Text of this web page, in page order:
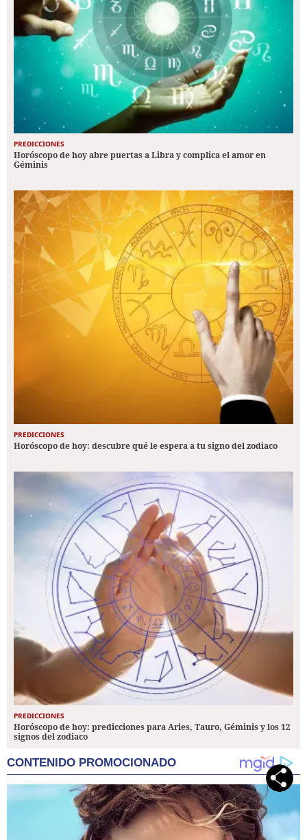
PREDICCIONES
Horóscopo de hoy abre puertas a Libra y complica el amor en
Géminis
PREDICCIONES
Horóscopo de hoy: descubre qué le espera a tu signo del zodiaco
PREDICCIONES
Horóscopo de hoy: predicciones para Aries, Tauro, Géminis y los 12
signos del zodiaco
CONTENIDO PROMOCIONADO